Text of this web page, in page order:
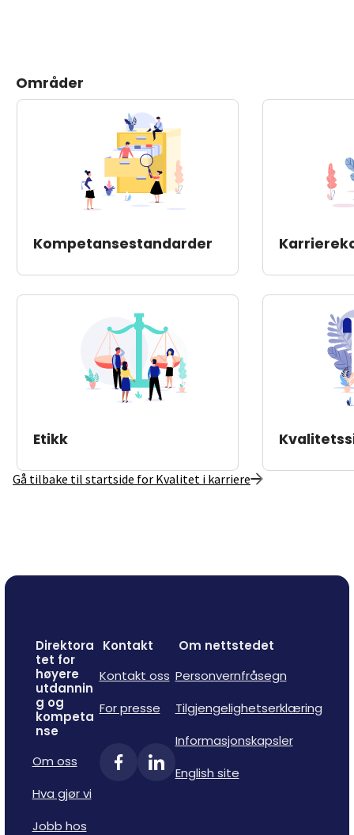
Områder
Kompetansestandarder
Etikk
Gå tilbake til startside for Kvalitet i karriere
Direktora
tet for
høyere
utdannin
g og
kompeta
nse
Om oss
Hva gjør vi
Jobb hos
Kontakt
Kontakt oss
For presse
Om nettstedet
Personvernfråsegn
Tilgjengelighetserklæring
Informasjonskapsler
English site